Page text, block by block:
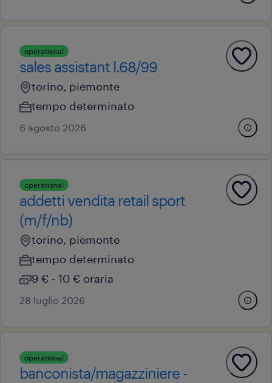
operational
sales assistant l.68/99
torino, piemonte
tempo determinato
6 agosto 2026
operational
addetti vendita retail sport
(m/f/nb)
torino, piemonte
tempo determinato
9 € - 10 € oraria
28 luglio 2026
operational
banconista/magazziniere -